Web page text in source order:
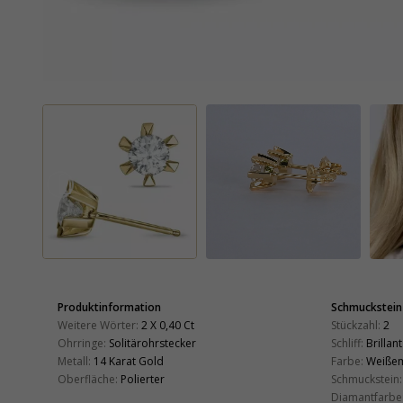
Produktinformation
Weitere Wörter: 2 X 0,40 Ct
Ohrringe: Solitärohrstecker
Metall: 14 Karat Gold
Oberfläche: Polierter
Schmuckstein
Stückzahl: 2
Schliff:
Farbe:
Schmuckstein: